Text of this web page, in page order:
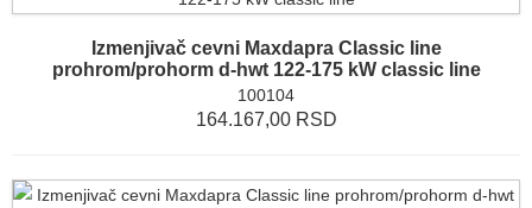
Izmenjivač cevni Maxdapra Classic line
prohrom/prohorm d-hwt 122-175 kW classic line
100104
164.167,00 RSD